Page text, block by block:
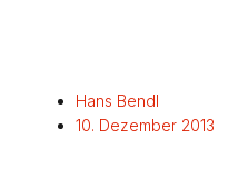
Hans Bendl
10. Dezember 2013